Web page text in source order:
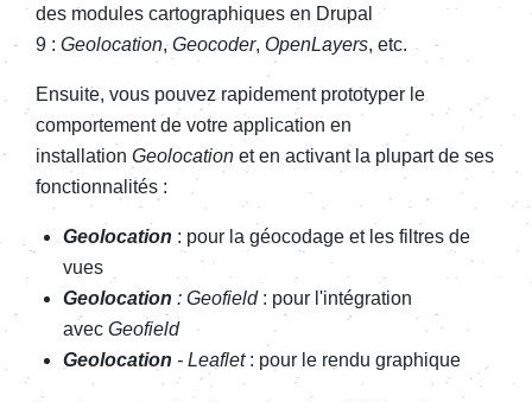
des modules cartographiques en Drupal
9 : Geolocation,Geocoder, OpenLayers, etc.
Ensuite, vous pouvez rapidement prototyper le
comportement de votre application en
installation Geolocation et en activant la plupart de ses
fonctionnalités :
Geolocation : pour la géocodage et les filtres de
vues
Geolocation : Geofield: pour l'intégration
avec Geofield
Geolocation - Leaflet: pour le rendu graphique